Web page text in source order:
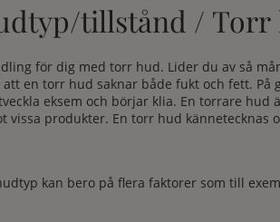
tillstånd / Torr
för dig med torr hud. Lider du av så
en torr hud saknar både fukt och fett.
eksem och börjar klia. En torrare
vissa produkter. En torr hud
kan bero på flera faktorer som till